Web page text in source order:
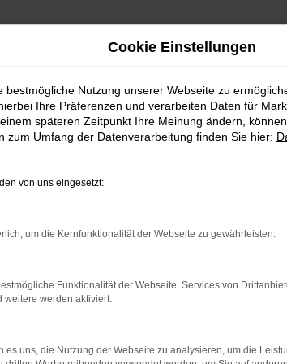
das Laden bestimmter Seiten verhindern.
Cookie Einstellungen
bestmögliche Nutzung unserer Webseite zu
Ihre Präferenzen und verarbeiten Daten für
späteren Zeitpunkt Ihre Meinung ändern,
zum Umfang der Datenverarbeitung finden Sie hier:
von uns eingesetzt:
um die Kernfunktionalität der Webseite zu gewährleisten.
Funktionalität der Webseite. Services von
weitere werden aktiviert.
es uns, die Nutzung der Webseite zu analysieren, um die